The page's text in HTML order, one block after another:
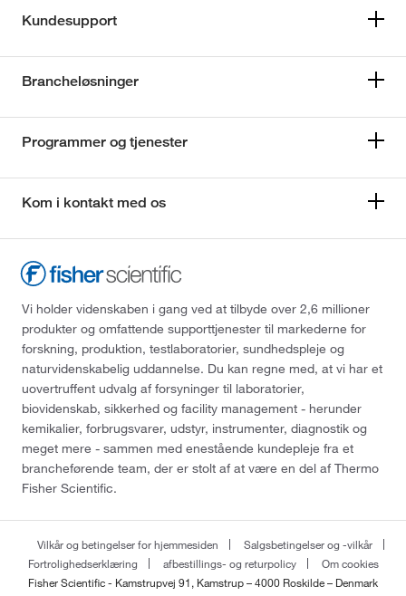
Kundesupport
Brancheløsninger
Programmer og tjenester
Kom i kontakt med os
Vi holder videnskaben i gang ved at tilbyde over 2,6 millioner
produkter og omfattende supporttjenester til markederne for
forskning, produktion, testlaboratorier, sundhedspleje og
naturvidenskabelig uddannelse. Du kan regne med, at vi har et
uovertruffent udvalg af forsyninger til laboratorier,
biovidenskab, sikkerhed og facility management - herunder
kemikalier, forbrugsvarer, udstyr, instrumenter, diagnostik og
meget mere - sammen med enestående kundepleje fra et
brancheførende team, der er stolt af at være en del af Thermo
Fisher Scientific.
Vilkår og betingelser for hjemmesiden
Salgsbetingelser og -vilkår
Fortrolighedserklæring
afbestillings- og returpolicy
Om cookies
Fisher Scientific - Kamstrupvej 91, Kamstrup – 4000 Roskilde – Denmark